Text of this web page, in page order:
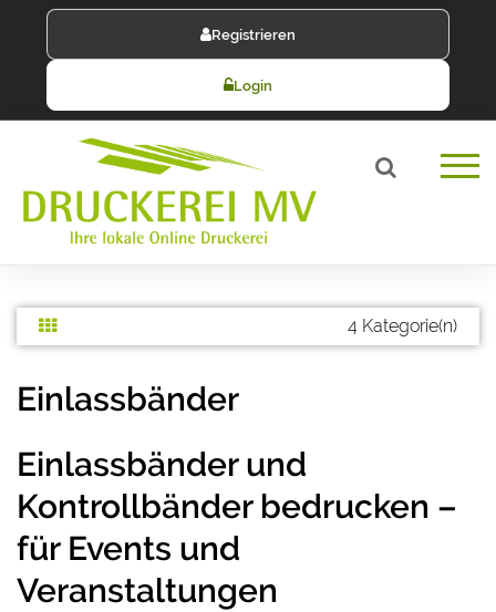
Registrieren
Login
4 Kategorie(n)
Einlassbänder
Einlassbänder und
Kontrollbänder bedrucken –
für Events und
Veranstaltungen